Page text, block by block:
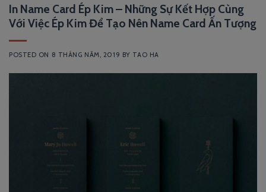
In Name Card Ép Kim – Những Sự Kết Hợp Cùng
Với Việc Ép Kim Để Tạo Nên Name Card Ấn Tượng
POSTED ON 8 THÁNG NĂM, 2019 BY TAO HA